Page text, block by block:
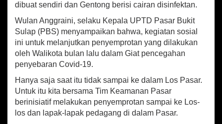
a
n
S
w
a
d
a
y
a
d
i
P
dibuat sendiri dan Gentong berisi cairan disinfektan.
Wulan Anggraini, selaku Kepala UPTD Pasar Bukit
Sulap (PBS) menyampaikan bahwa, kegiatan sosial
ini untuk melanjutkan penyemprotan yang dilakukan
oleh Walikota bulan lalu dalam Giat pencegahan
penyebaran Covid-19.
Hanya saja saat itu tidak sampai ke dalam Los Pasar.
Untuk itu kita bersama Tim Keamanan Pasar
berinisiatif melakukan penyemprotan sampai ke Los-
los dan lapak-lapak pedagang di dalam Pasar.